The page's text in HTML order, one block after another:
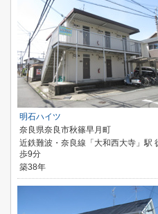
明石ハイツ
奈良県奈良市秋篠早月町
近鉄難波・奈良線「大和西大寺」駅
歩9分
築38年